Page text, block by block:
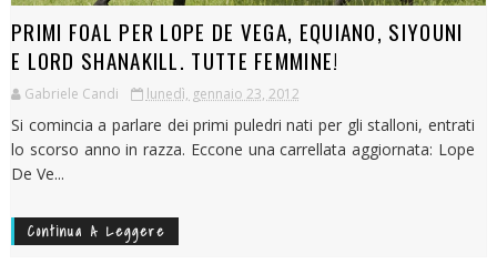
PRIMI FOAL PER LOPE DE VEGA, EQUIANO, SIYOUNI
E LORD SHANAKILL. TUTTE FEMMINE!
Gabriele Candi lunedì, gennaio 23, 2012
Si comincia a parlare dei primi puledri nati per gli stalloni, entrati
lo scorso anno in razza. Eccone una carrellata aggiornata: Lope
De Ve...
Continua A Leggere